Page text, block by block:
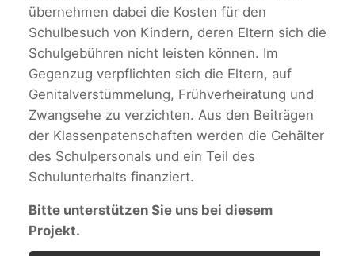
übernehmen dabei die Kosten für den
Schulbesuch von Kindern, deren Eltern sich die
Schulgebühren nicht leisten können. Im
Gegenzug verpflichten sich die Eltern, auf
Genitalverstümmelung, Frühverheiratung und
Zwangsehe zu verzichten. Aus den Beiträgen
der Klassenpatenschaften werden die Gehälter
des Schulpersonals und ein Teil des
Schulunterhalts finanziert.
Bitte unterstützen Sie uns bei diesem
Projekt.